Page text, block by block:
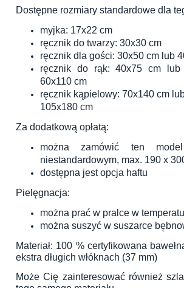
Dostępne rozmiary standardowe dla
myjka: 17x22 cm
ręcznik do twarzy: 30x30 cm
ręcznik dla gości: 30x50 cm lub
ręcznik do rąk: 40x75 cm
60x110 cm
ręcznik kąpielowy: 70x140 cm
105x180 cm
Za dodatkową opłatą:
można zamówić ten
niestandardowym, max. 190 x
dostępna jest opcja haftu
Pielęgnacja:
można prać w pralce w
można suszyć w suszarce
Materiał: 100 % certyfikowana
ekstra długich włóknach (37 mm)
Może Cię zainteresować również